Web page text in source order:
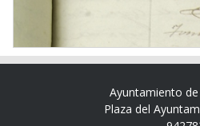
Ayuntamiento
Plaza del